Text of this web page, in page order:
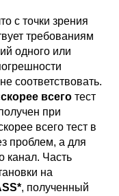
с точки зрения
требованиям
одного или
соответствовать.
скорее всего тест
при
всего тест в
проблем, а для
канал. Часть
на
, полученный